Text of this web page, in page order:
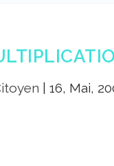
16, Mai,